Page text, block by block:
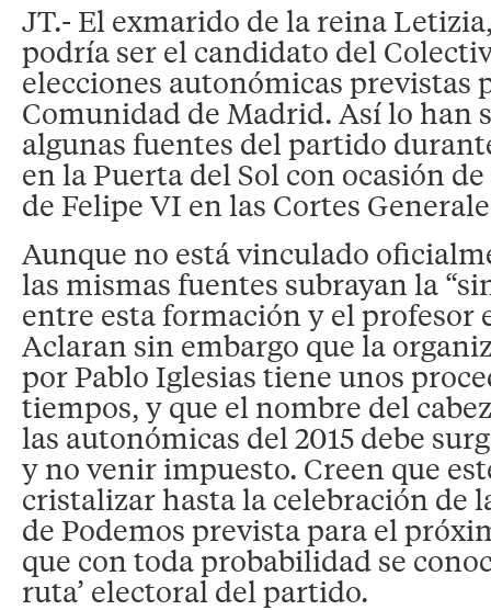
JT.- El exmarido de la reina
podría ser el candidato del
elecciones autonómicas previstas
Comunidad de Madrid. Así lo han
algunas fuentes del partido
en la Puerta del Sol con ocasión
de Felipe VI en las Cortes
Aunque no está vinculado
las mismas fuentes subrayan la
entre esta formación y el profesor
Aclaran sin embargo que la
por Pablo Iglesias tiene unos
tiempos, y que el nombre del
las autonómicas del 2015 debe
y no venir impuesto. Creen que
cristalizar hasta la celebración de
de Podemos prevista para el
que con toda probabilidad se
ruta’ electoral del partido.